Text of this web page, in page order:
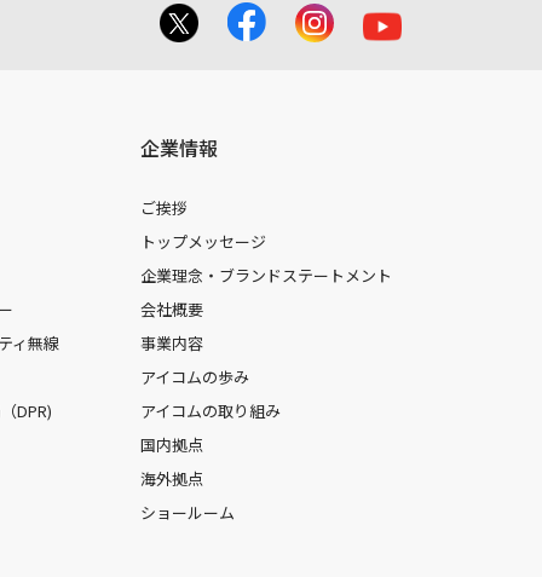
ィ無線
DPR)
企業情報
ご挨拶
トップメッセージ
企業理念・ブランドステートメント
会社概要
事業内容
アイコムの歩み
アイコムの取り組み
国内拠点
海外拠点
ショールーム